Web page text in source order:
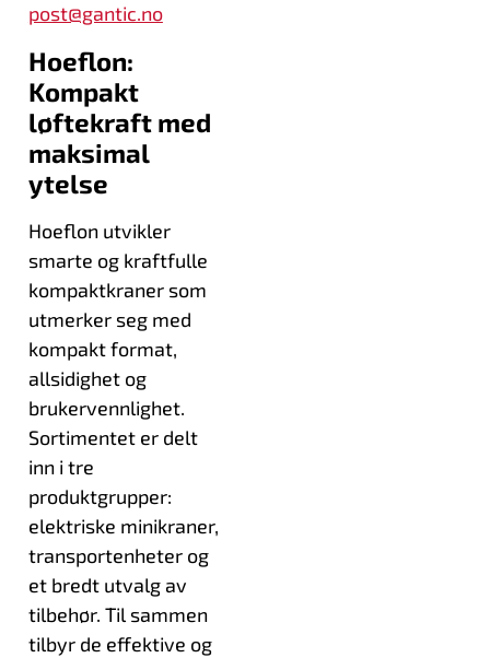
post@gantic.no
Hoeflon:
Kompakt
løftekraft med
maksimal
ytelse
Hoeflon utvikler
smarte og kraftfulle
kompaktkraner som
utmerker seg med
kompakt format,
allsidighet og
brukervennlighet.
Sortimentet er delt
inn i tre
produktgrupper:
elektriske minikraner,
transportenheter og
et bredt utvalg av
tilbehør. Til sammen
tilbyr de effektive og